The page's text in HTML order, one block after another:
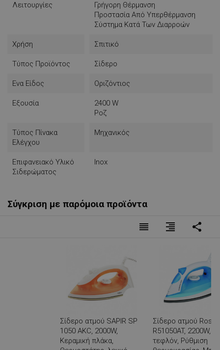
Λειτουργίες
Γρήγορη Θέρμανση
Προστασία Από Υπερθέρμανση
Σύστημα Κατά Των Διαρροών
Χρήση Σπιτικό
Τύπος Προϊόντος Σίδερο
Ενα Είδος Οριζόντιος
Εξουσία
2400 W
Ροζ
Τύπος Πίνακα
Ελέγχου
Μηχανικός
Επιφανειακό Υλικό
Σιδερώματος
Inox
Σύγκριση με παρόμοια προϊόντα
reorder format_align_right share
Σίδερο ατμού SAPIR SP
1050 AKC, 2000W,
Κεραμική πλάκα,
Σίδερο ατμού
R51050AT, 2200W,
τεφλόν, Ρύθμιση